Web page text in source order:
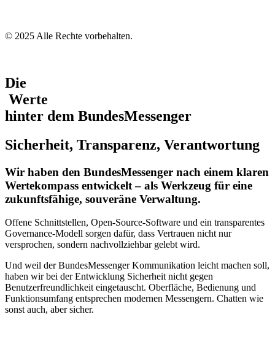
© 2025 Alle Rechte vorbehalten.
Die
Werte
hinter dem BundesMessenger
Sicherheit, Transparenz, Verantwortung
Wir haben den BundesMessenger nach einem klaren
Wertekompass entwickelt – als Werkzeug für eine
zukunftsfähige, souveräne Verwaltung.
Offene Schnittstellen, Open-Source-Software und ein transparentes
Governance-Modell sorgen dafür, dass Vertrauen nicht nur
versprochen, sondern nachvollziehbar gelebt wird.
Und weil der BundesMessenger Kommunikation leicht machen soll,
haben wir bei der Entwicklung Sicherheit nicht gegen
Benutzerfreundlichkeit eingetauscht. Oberfläche, Bedienung und
Funktionsumfang entsprechen modernen Messengern. Chatten wie
sonst auch, aber sicher.